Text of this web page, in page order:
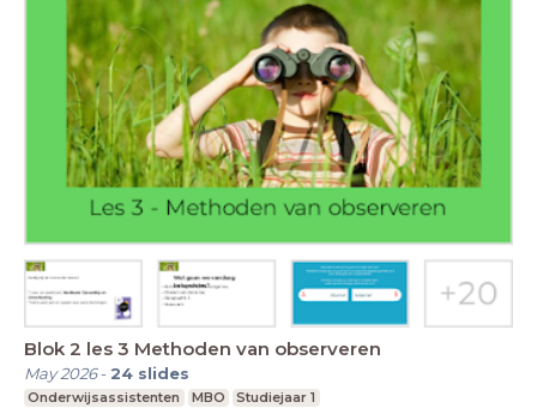
Blok 2 les 3 Methoden van observeren
May 2026- 24 slides
Onderwijsassistenten MBO Studiejaar 1